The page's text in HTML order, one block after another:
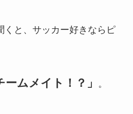
くと、サッカー好きならピ
ームメイト！？」 。